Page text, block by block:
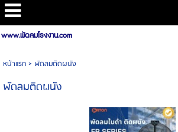
www.พัดลมโรงงาน.com
หน้าแรก> พัดลมติดผนัง
พัดลมติดผนัง